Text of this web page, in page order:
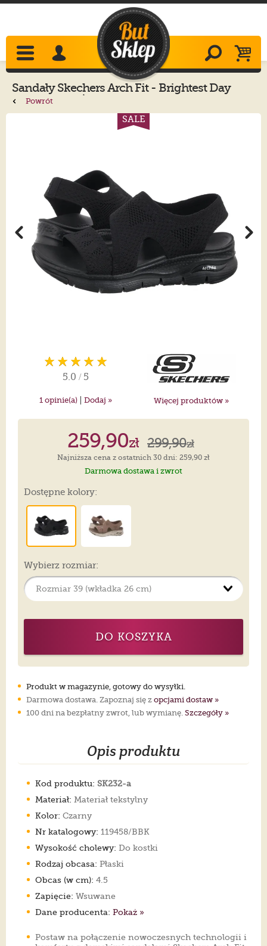
SandałySkechersArch Fit - Brightest Day
Black 119458/BBK
Powrót
SALE
5.0 / 5
1 opinie(a) | Dodaj » Więcej produktów »
259,90zł 299,90zł
Najniższa cena z ostatnich 30 dni: 259,90 zł
Darmowa dostawa i zwrot
Dostępne kolory:
Wybierz rozmiar:
DO KOSZYKA
Produkt w magazynie, gotowy do wysyłki.
Darmowa dostawa. Zapoznaj się z opcjami dostaw »
100 dni na bezpłatny zwrot, lub wymianę. Szczegóły »
Opis produktu
Kod produktu: SK232-a
Materiał: Materiał tekstylny
Kolor: Czarny
Nr katalogowy: 119458/BBK
Wysokość cholewy: Do kostki
Rodzaj obcasa: Płaski
Obcas (w cm): 4.5
Zapięcie: Wsuwane
Dane producenta: Pokaż »
Postaw na połączenie nowoczesnych technologii i